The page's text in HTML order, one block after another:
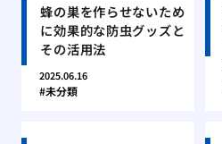
蜂の巣を作らせないため
に効果的な防虫グッズと
その活用法
2025.06.16
未分類